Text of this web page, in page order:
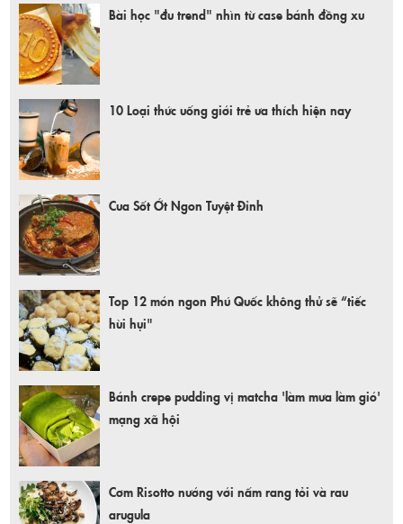
Bài học "đu trend" nhìn từ case bánh đồng xu
10 Loại thức uống giới trẻ ưa thích hiện nay
Cua Sốt Ớt Ngon Tuyệt Đỉnh
Top 12 món ngon Phú Quốc không thử sẽ “tiếc
hùi hụi"
Bánh crepe pudding vị matcha 'làm mưa làm gió'
mạng xã hội
Cơm Risotto nướng với nấm rang tỏi và rau
arugula